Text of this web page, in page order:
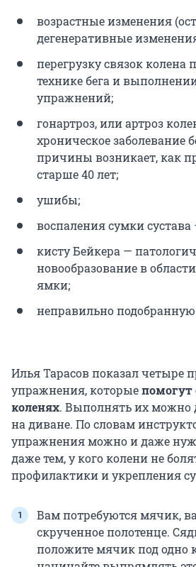
возрастные изменения
дегенеративные
перегрузку связок
технике бега и
упражнений;
гонартроз, или артроз
хроническое заболевание
причины возникает, как
старше 40 лет;
ушибы;
воспаления сумки сустава
кисту Бейкера —
новообразование в
ямки;
неправильно подобранную
Илья Тарасов показал четыре
упражнения, которыепомогут
коленях. Выполнять их можно
на диване. По словам
упражнения можно и даже
даже тем, у кого колени не
профилактики и укрепления
Вам потребуются мячик,
скрученное полотенце.
положите мячик под одно